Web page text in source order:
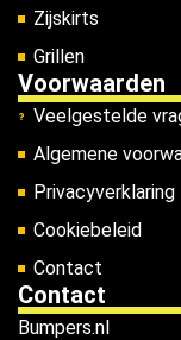
Zijskirts
Grillen
Voorwaarden
Veelgestelde
Algemene
Privacyverklaring
Cookiebeleid
Contact
Contact
Bumpers.nl